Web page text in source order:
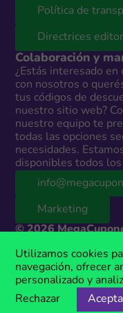
Política de
Directrices
Colaboración y
¿Estás interesado en
con nosotros o
tus códigos de
nuestro sitio web?
nuestro equipo te
todas las opciones
necesidades.
disponibles todos los
Marketing
© 2026
Este sitio web contiene
terceros. Si realizás una
recibir una comisión sin
una marca registrada,
Utilizamos cookies
navegación, ofrecer
personalizado y
Rechazar